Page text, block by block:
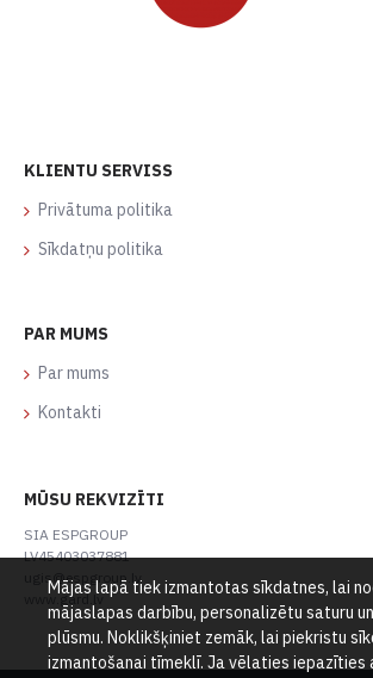
KLIENTU SERVISS
Privātuma politika
Sīkdatņu politika
PAR MUMS
Par mums
Kontakti
MŪSU REKVIZĪTI
SIA ESPGROUP
LV45403037881
ugis@espgroup.lv
www.gard.lv
Mājas lapā tiek izmantotas sīkdatnes, lai
mājaslapas darbību, personalizētu saturu
plūsmu. Noklikšķiniet zemāk, lai piekristu
izmantošanai tīmeklī. Ja vēlaties iepazīties